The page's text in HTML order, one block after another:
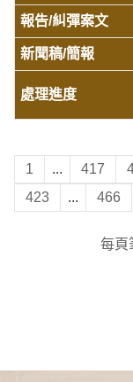
1 ... 417
423
... 466
每頁